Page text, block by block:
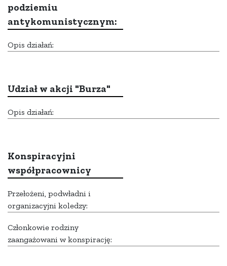
podziemiu
antykomunistycznym:
Opis działań:
Udział w akcji "Burza"
Opis działań:
Konspiracyjni
współpracownicy
Przełożeni, podwładni i
organizacyjni koledzy:
Członkowie rodziny
zaangażowani w konspirację: